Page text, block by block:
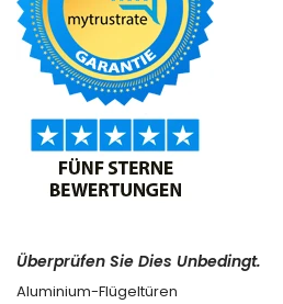
Überprüfen Sie Dies Unbedingt.
Aluminium-Flügeltüren